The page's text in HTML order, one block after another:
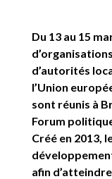
Du 13 au 15
d’autorités
l’Union
sont réunis à
Forum
Créé en 2013,
afin